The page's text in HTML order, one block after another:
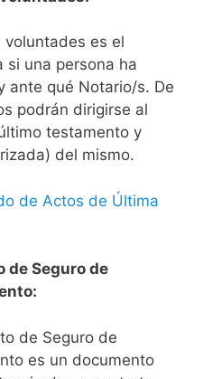
es el
si una persona ha
ante qué Notario/s. De
podrán dirigirse al
testamento y
del mismo.
de Actos de Última
de Seguro de
de Seguro de
es un documento